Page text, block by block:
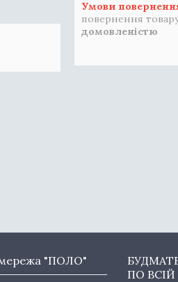
повернення
домовленістю
"ПОЛО"
ПО ВСІЙ